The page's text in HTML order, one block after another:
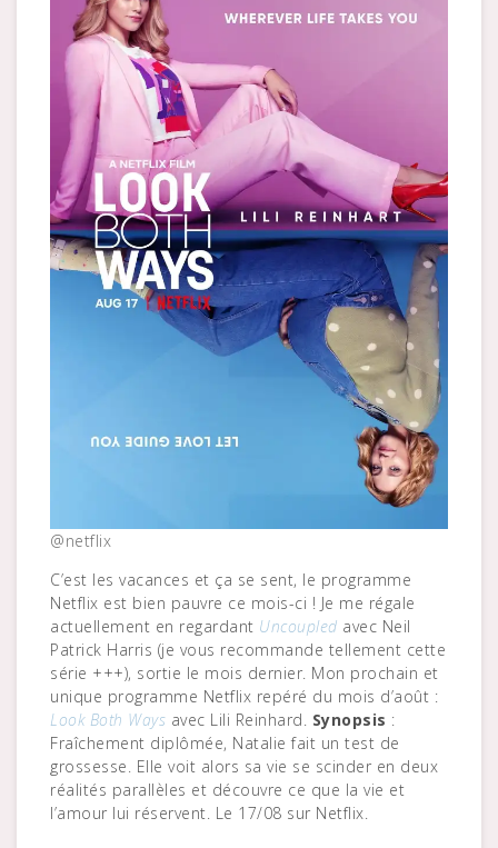
@netflix
C’est les vacances et ça se sent, le programme
Netflix est bien pauvre ce mois-ci ! Je me régale
actuellement en regardant Uncoupled avec Neil
Patrick Harris (je vous recommande tellement cette
série +++), sortie le mois dernier. Mon prochain et
unique programme Netflix repéré du mois d’août :
Look Both Ways avec Lili Reinhard. Synopsis :
Fraîchement diplômée, Natalie fait un test de
grossesse. Elle voit alors sa vie se scinder en deux
réalités parallèles et découvre ce que la vie et
l’amour lui réservent. Le 17/08 sur Netflix.